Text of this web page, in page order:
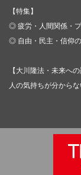
【特集】
◎ 疲労・人間関係・
◎ 自由・民主・信仰
【大川隆法・未来への
人の気持ちが分から